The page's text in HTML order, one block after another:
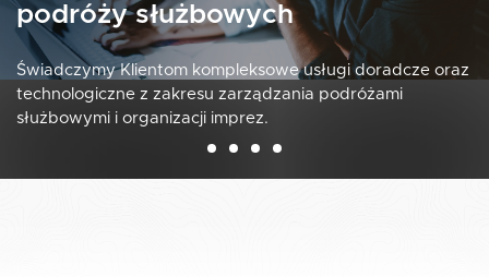
podróży służbowych
Świadczymy Klientom kompleksowe usługi doradcze oraz
technologiczne z zakresu zarządzania podróżami
służbowymi i organizacji imprez.